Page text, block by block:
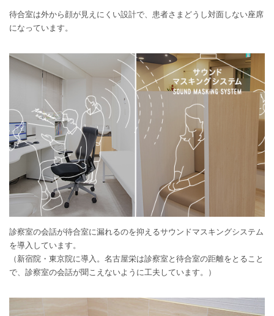
待合室は外から顔が見えにくい設計で、患者さまどうし対面しない座席
になっています。
診察室の会話が待合室に漏れるのを抑えるサウンドマスキングシステム
を導入しています。
（新宿院・東京院に導入。名古屋栄は診察室と待合室の距離をとること
で、診察室の会話が聞こえないように工夫しています。）